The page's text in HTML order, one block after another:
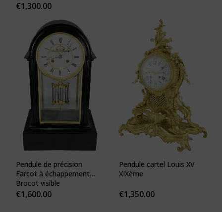
€1,300.00
Pendule de précision
Farcot à échappement
Brocot visible
€1,600.00
Pendule cartel Louis XV
XIXème
€1,350.00